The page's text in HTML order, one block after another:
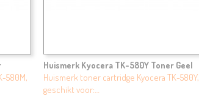
580M,
Huismerk Kyocera TK-580Y Toner Geel
Huismerk toner cartridge Kyocera TK-580Y,
geschikt voor:…